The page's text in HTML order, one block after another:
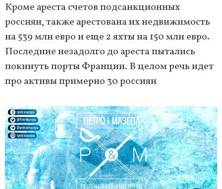
Кроме ареста счетов подсанкционных
россиян, также арестована их недвижимость
на 539 млн евро и еще 2 яхты на 150 млн евро.
Последние незадолго до ареста пытались
покинуть порты Франции. В целом речь идет
про активы примерно 30 россиян